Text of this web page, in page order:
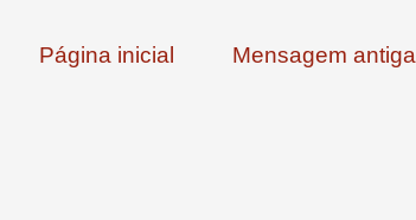
Mensagem antiga
Página inicial